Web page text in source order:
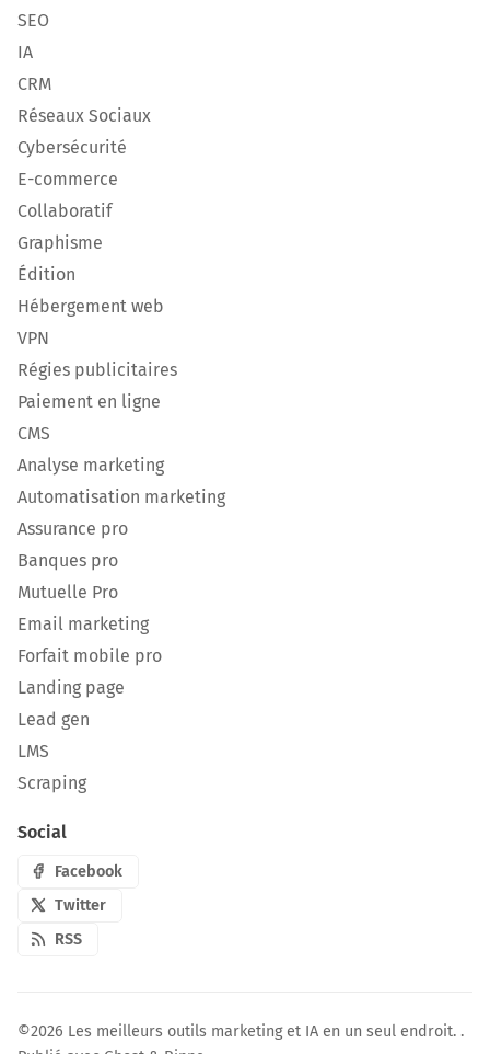
SEO
IA
CRM
Réseaux Sociaux
Cybersécurité
E-commerce
Collaboratif
Graphisme
Édition
Hébergement web
VPN
Régies publicitaires
Paiement en ligne
CMS
Analyse marketing
Automatisation marketing
Assurance pro
Banques pro
Mutuelle Pro
Email marketing
Forfait mobile pro
Landing page
Lead gen
LMS
Scraping
Social
Facebook
Twitter
RSS
©2026 Les meilleurs outils marketing et IA en un seul endroit. .